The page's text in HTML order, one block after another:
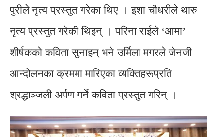
पुरीले नृत्य प्रस्तुत गरेका थिए । इशा चौधरीले थारु
नृत्य प्रस्तुत गरेकी थिइन् । परिना राईले ‘आमा’
शीर्षकको कविता सुनाइन् भने उर्मिला मगरले जेनजी
आन्दोलनका क्रममा मारिएका व्यक्तिहरूप्रति
श्रद्धाञ्जली अर्पण गर्ने कविता प्रस्तुत गरिन् ।